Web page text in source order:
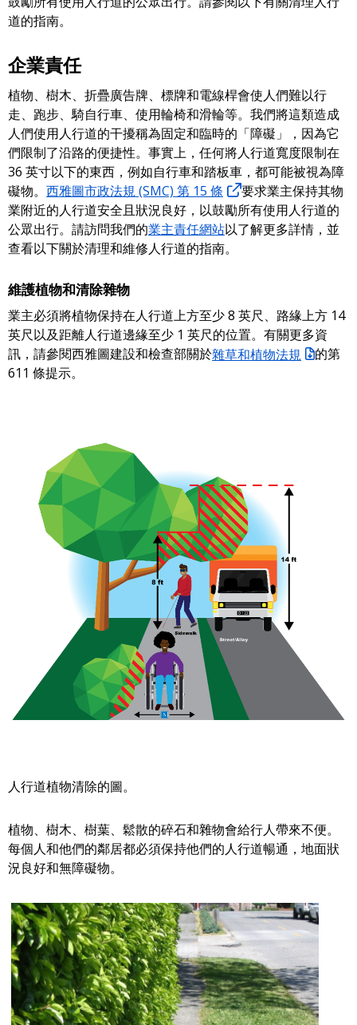
道的指南。
企業責任
植物、樹木、折疊廣告牌、標牌和電線桿會使人們難以行
走、跑步、騎自行車、使用輪椅和滑輪等。我們將這類造成
人們使用人行道的干擾稱為固定和臨時的「障礙」，因為它
們限制了沿路的便捷性。事實上，任何將人行道寬度限制在
36 英寸以下的東西，例如自行車和踏板車，都可能被視為障
礙物。 西雅圖市政法規 (SMC) 第 15 條
要求業主保持其物
業附近的人行道安全且狀況良好，以鼓勵所有使用人行道的
公眾出行。請訪問我們的業主責任網站以了解更多詳情，並
查看以下關於清理和維修人行道的指南。
維護植物和清除雜物
業主必須將植物保持在人行道上方至少 8 英尺、路緣上方 14
英尺以及距離人行道邊緣至少 1 英尺的位置。有關更多資
訊，請參閱西雅圖建設和檢查部關於雜草和植物法規
的第
611 條提示。
人行道植物清除的圖。
植物、樹木、樹葉、鬆散的碎石和雜物會給行人帶來不便。
每個人和他們的鄰居都必須保持他們的人行道暢通，地面狀
況良好和無障礙物。